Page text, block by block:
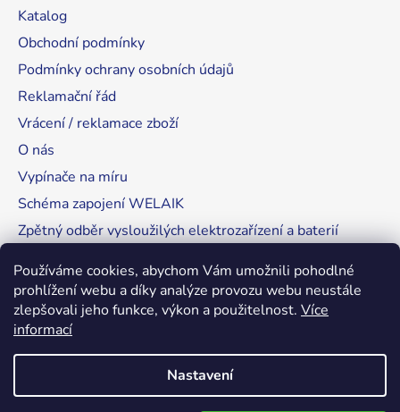
Používáme cookies, abychom Vám umožnili pohodlné
prohlížení webu a díky analýze provozu webu neustále
zlepšovali jeho funkce, výkon a použitelnost. Více
informací
Nastavení
Katalog
Obchodní podmínky
Podmínky ochrany osobních údajů
Reklamační řád
Vrácení / reklamace zboží
O nás
Vypínače na míru
Schéma zapojení WELAIK
Zpětný odběr vysloužilých elektrozařízení a baterií
RozsvítímeSvět.cz